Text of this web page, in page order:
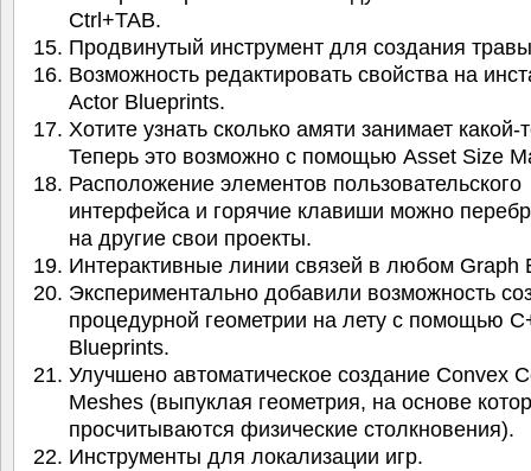
Ctrl+TAB.
Продвинутый инструмент для создания
Возможность редактировать свойства на
Actor Blueprints.
Хотите узнать сколько амяти занимает какой-
Теперь это возможно с помощью Asset Size
Расположение элементов пользовательского
интерфейса и горячие клавиши можно
на другие свои проекты.
Интерактивные линии связей в любом Graph
Экспериментально добавили возможность
процедурной геометрии на лету с помощью
Blueprints.
Улучшено автоматическое создание Convex
Meshes (выпуклая геометрия, на основе
просчитываются физические столкновения).
Инструменты для локализации игр.